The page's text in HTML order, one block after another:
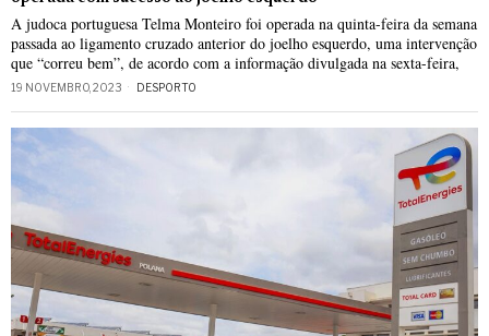
A judoca portuguesa Telma Monteiro foi operada na quinta-feira da semana
passada ao ligamento cruzado anterior do joelho esquerdo, uma intervenção
que “correu bem”, de acordo com a informação divulgada na sexta-feira,
19 NOVEMBRO, 2023 DESPORTO